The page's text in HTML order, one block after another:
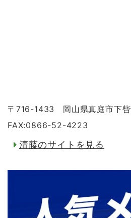
〒716-1433 岡山県真庭市下
FAX:0866-52-4223
清藤のサイトを見る